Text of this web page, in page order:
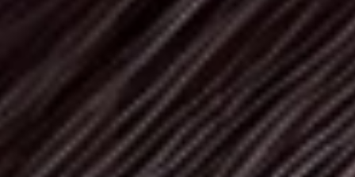
深阴影
关闭 日落 暗化 灰度